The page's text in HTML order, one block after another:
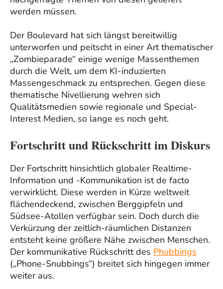
werden müssen.
Der Boulevard hat sich längst bereitwillig
unterworfen und peitscht in einer Art thematischer
„Zombieparade“ einige wenige Massenthemen
durch die Welt, um dem KI-induzierten
Massengeschmack zu entsprechen. Gegen diese
thematische Nivellierung wehren sich
Qualitätsmedien sowie regionale und Special-
Interest Medien, so lange es noch geht.
Fortschritt und Rückschritt im Diskurs
Der Fortschritt hinsichtlich globaler Realtime-
Information und -Kommunikation ist de facto
verwirklicht. Diese werden in Kürze weltweit
flächendeckend, zwischen Berggipfeln und
Südsee-Atollen verfügbar sein. Doch durch die
Verkürzung der zeitlich-räumlichen Distanzen
entsteht keine größere Nähe zwischen Menschen.
Der kommunikative Rückschritt des Phubbings
(„Phone-Snubbings“) breitet sich hingegen immer
weiter aus.